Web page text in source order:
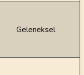
Geleneksel